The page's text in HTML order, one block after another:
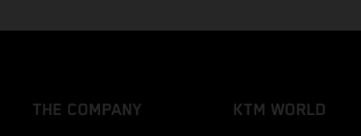
THE COMPANY KTM WORLD